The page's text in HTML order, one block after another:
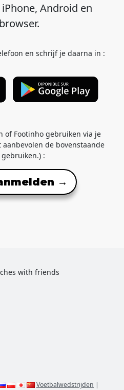
Android en
en schrijf je daarna in :
of Footinho gebruiken via je
de bovenstaande
:
→
with friends
Voetbalwedstrijden |